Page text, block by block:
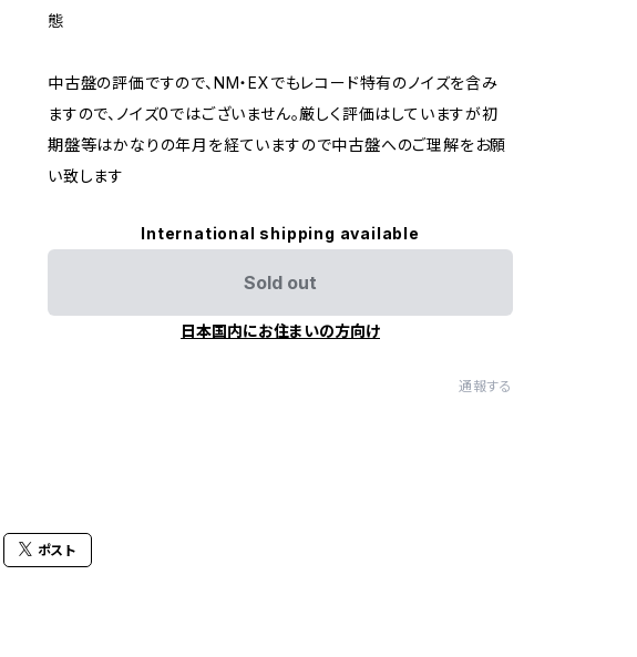
態
中古盤の評価ですので、NM・EXでもレコード特有のノイズを含み
ますので、ノイズ0ではございません。厳しく評価はしていますが初
期盤等はかなりの年月を経ていますので中古盤へのご理解をお願
い致します
International shipping available
Sold out
日本国内にお住まいの方向け
通報する
ポスト